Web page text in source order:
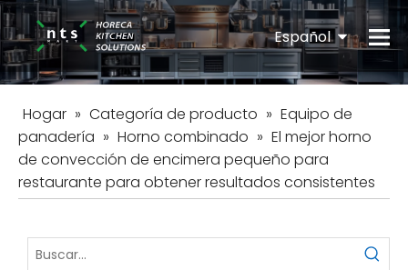
Español
English
Hogar » Categoría de producto » Equipo de
panadería » Horno combinado » El mejor horno
de convección de encimera pequeño para
restaurante para obtener resultados consistentes